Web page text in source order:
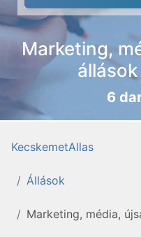
Marketing,
6
KecskemetAllas
Állások
Marketing, média,